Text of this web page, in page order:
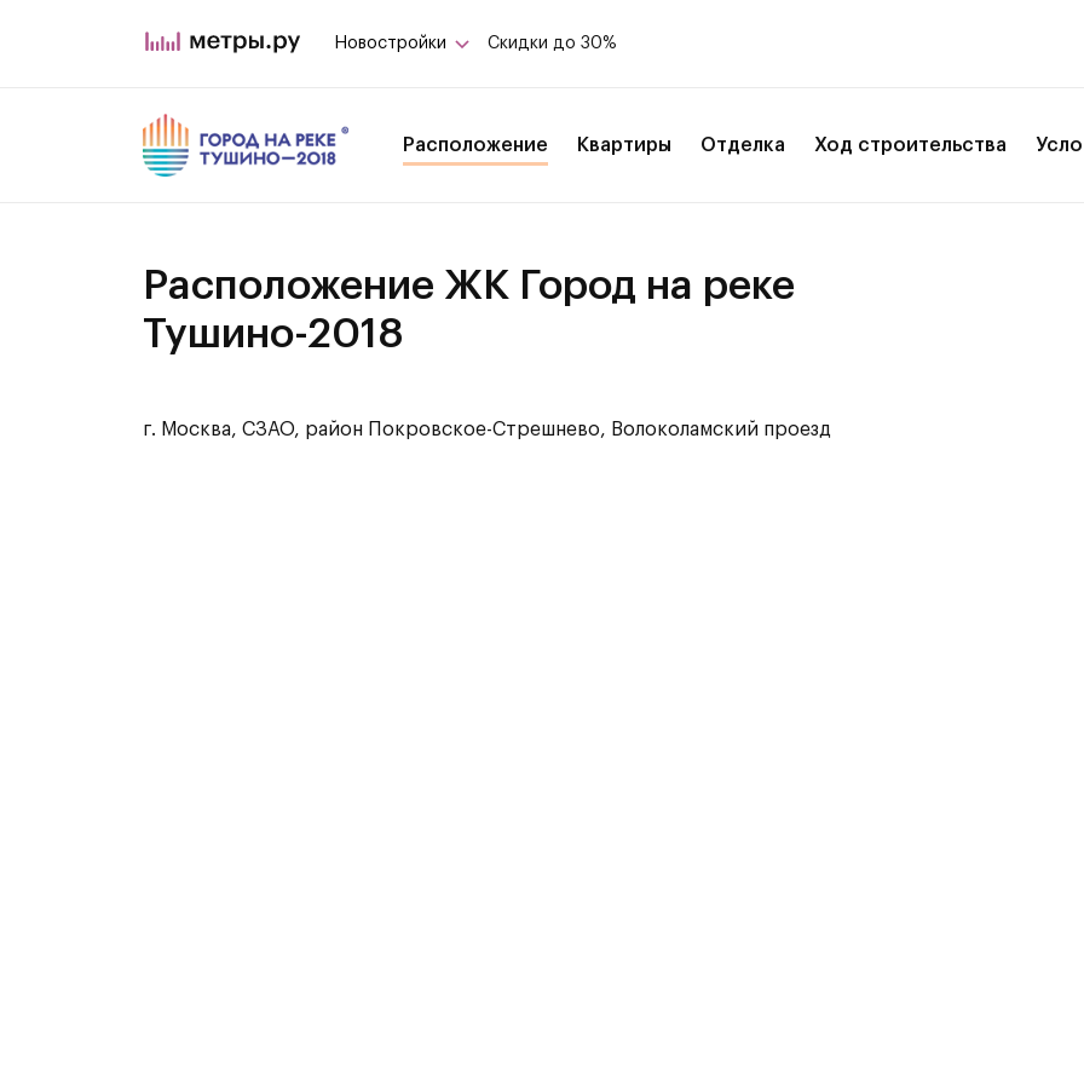
Новостройки Скидки до 30%
Расположение Квартиры Отделка Ход строительства
Расположение ЖК Город на реке
Тушино-2018
г. Москва, СЗАО, район Покровское-Стрешнево, Волоколамский проезд